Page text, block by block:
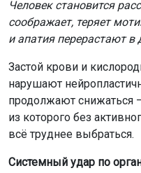
Человек становится
соображает, теряет
и апатия перерастают в
Застой крови и
нарушают
продолжают снижаться
из которого без
всё труднее выбраться.
Системный удар по